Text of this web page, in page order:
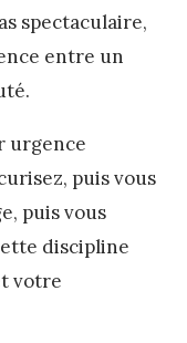
spectaculaire,
entre un
urgence
puis vous
puis vous
discipline
votre